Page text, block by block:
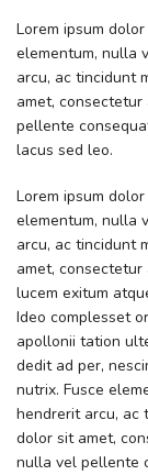
Lorem ipsum
elementum, nulla
arcu, ac tincidunt
amet,
pellente
lacus sed leo.
Lorem ipsum
elementum, nulla
arcu, ac tincidunt
amet,
lucem exitum
Ideo complesset
apollonii tation
dedit ad per,
nutrix. Fusce
hendrerit arcu, ac
dolor sit amet,
nulla vel pellente